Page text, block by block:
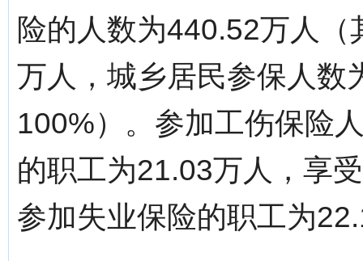
险的人数为440.52万人
万人，城乡居民参保人数
100%）。参加工伤保险
的职工为21.03万人，享
参加失业保险的职工为